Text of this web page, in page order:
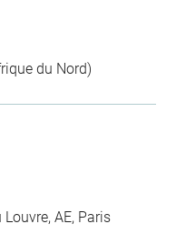
du Nord)
AE, Paris